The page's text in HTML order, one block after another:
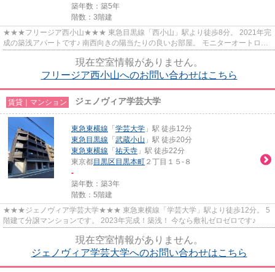
築年数：築5年
階数：3階建
★★★フリージア西小山★★★ 東急目黒線「西小山」駅より徒歩8分。 2021年完
成の築浅アパートです♪ 南西向きの陽当たりの良いお部屋。 モニターオートロッ
現在空室情報がありません。
フリージア西小山へのお問い合わせはこちら
賃貸｜マンション ジェノヴィア学芸大学
東急東横線 「 学芸大学 」駅 徒歩12分
東急目黒線 「 武蔵小山 」駅 徒歩20分
東急東横線 「 祐天寺 」駅 徒歩22分
東京都目黒区 目黒本町 ２丁目１５-８
-
築年数：築3年
階数：5階建
★★★ジェノヴィア学芸大学★★★ 東急東横線「学芸大学」駅より徒歩12分。 5
階建て分譲マンションです。 2023年完成！築浅！ 今なら敷礼ゼロゼロです♪
現在空室情報がありません。
ジェノヴィア学芸大学へのお問い合わせはこちら